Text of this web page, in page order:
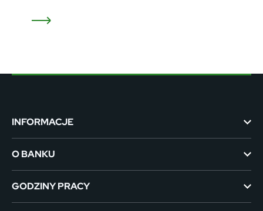
INFORMACJE
O BANKU
GODZINY PRACY